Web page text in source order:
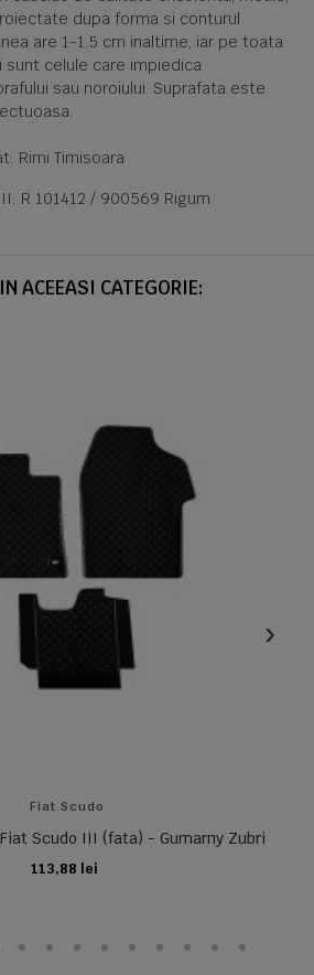
dupa forma si conturul
are 1-1.5 cm inaltime, iar pe toata
sunt celule care impiedica
sau noroiului. Suprafata este
Rimi Timisoara
R 101412 / 900569 Rigum
ACEEASI CATEGORIE:
Fiat Scudo
Scudo III (fata) - Gumarny Zubri
113,88 lei
ADAUGA IN COS